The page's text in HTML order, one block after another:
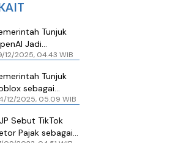
Tunjuk
Jadi
PPN
12/2025, 04.43 WIB
Tunjuk
sebagai
PPN
12/2025, 05.09 WIB
Sebut TikTok
Pajak sebagai